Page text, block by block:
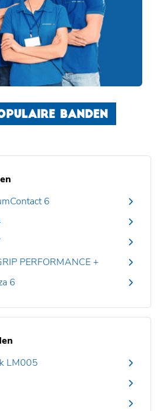
BANDEN
6
PERFORMANCE +
6
LM005